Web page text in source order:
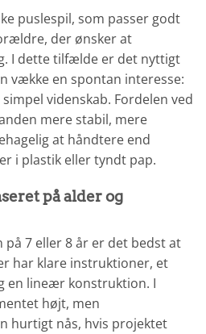
puslespil, som passer godt
der ønsker at
I dette tilfælde er det nyttigt
vække en spontan interesse:
videnskab. Fordelen ved
mere stabil, mere
at håndtere end
i plastik eller tyndt pap.
på alder og
7 eller 8 år er det bedst at
har klare instruktioner, et
en lineær konstruktion. I
højt, men
hurtigt nås, hvis projektet